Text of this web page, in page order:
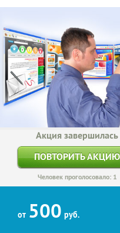
Акция завершилась
ПОВТОРИТЬ АКЦИЮ
Человек проголосовало: 1
от 500 руб.